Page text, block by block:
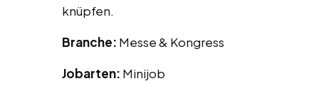
knüpfen.
Branche: Messe & Kongress
Jobarten: Minijob